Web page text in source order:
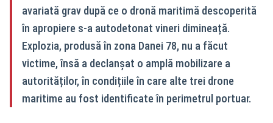
avariată grav după ce o dronă maritimă descoperită
în apropiere s-a autodetonat vineri dimineață.
Explozia, produsă în zona Danei 78, nu a făcut
victime, însă a declanșat o amplă mobilizare a
autorităților, în condițiile în care alte trei drone
maritime au fost identificate în perimetrul portuar.